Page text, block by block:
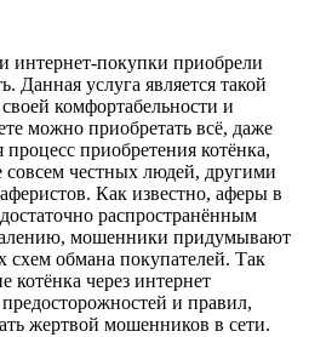
покупки приобрели
Данная услуга является такой
комфортабельности и
можно приобретать всё, даже
приобретения котёнка,
совсем честных людей, другими
Как известно, аферы в
распространённым
мошенники придумывают
обмана покупателей. Так
котёнка через интернет
и правил,
жертвой мошенников в сети.